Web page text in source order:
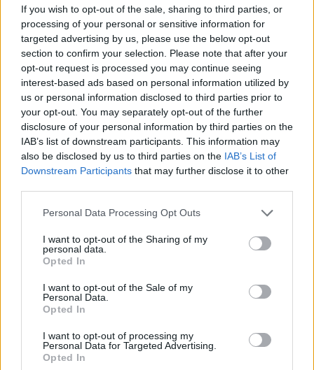
If you wish to opt-out of the sale, sharing to third parties, or
processing of your personal or sensitive information for
targeted advertising by us, please use the below opt-out
section to confirm your selection. Please note that after your
opt-out request is processed you may continue seeing
interest-based ads based on personal information utilized by
us or personal information disclosed to third parties prior to
your opt-out. You may separately opt-out of the further
disclosure of your personal information by third parties on the
IAB’s list of downstream participants. This information may
also be disclosed by us to third parties on the IAB’s List of
Downstream Participants that may further disclose it to other
Personal Data Processing Opt Outs
I want to opt-out of the Sharing of my
personal data.
Opted In
I want to opt-out of the Sale of my
Personal Data.
Opted In
I want to opt-out of processing my
Personal Data for Targeted Advertising.
Opted In
Seguiamo il percorso di
quest’uomo cieco. Non chiede
nulla, ma quando Gesù lo
tocca con il fango imbevuto di
saliva e gli dice di andare a
lavarsi, lui va’ e la luce degli
occhi diventa un crescendo di
Gesù è una nuova creazione.